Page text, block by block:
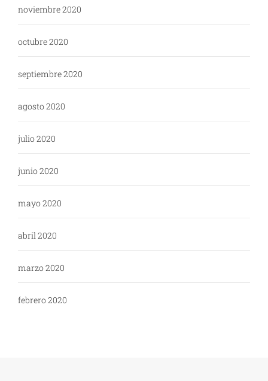
noviembre 2020
octubre 2020
septiembre 2020
agosto 2020
julio 2020
junio 2020
mayo 2020
abril 2020
marzo 2020
febrero 2020